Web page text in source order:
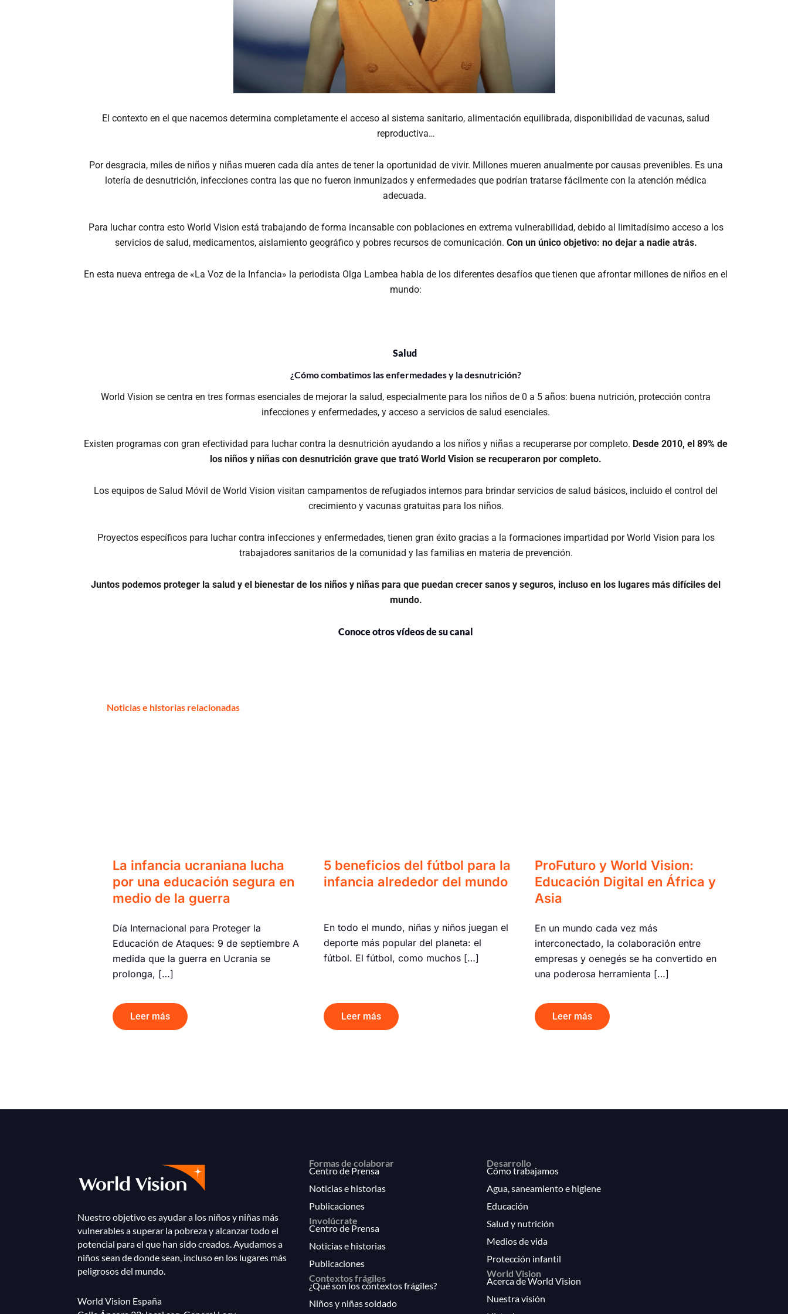
El contexto en el que nacemos determina completamente el acceso al sistema sanitario, alimentación equilibrada, disponibilidad de vacunas, salud
reproductiva…
Por desgracia, miles de niños y niñas mueren cada día antes de tener la oportunidad de vivir. Millones mueren anualmente por causas prevenibles. Es una
lotería de desnutrición, infecciones contra las que no fueron inmunizados y enfermedades que podrían tratarse fácilmente con la atención médica
adecuada.
Para luchar contra esto World Vision está trabajando de forma incansable con poblaciones en extrema vulnerabilidad, debido al limitadísimo acceso a los
servicios de salud, medicamentos, aislamiento geográfico y pobres recursos de comunicación. Con un único objetivo: no dejar a nadie atrás.
En esta nueva entrega de «La Voz de la Infancia» la periodista Olga Lambea habla de los diferentes desafíos que tienen que afrontar millones de niños en el
mundo:
Salud
¿Cómocombatimos las enfermedades y la desnutrición?
World Vision se centra en tres formas esenciales de mejorar la salud, especialmente para los niños de 0 a 5 años: buena nutrición, protección contra
infecciones y enfermedades, y acceso a servicios de salud esenciales.
Existen programas con gran efectividad para luchar contra la desnutrición ayudando a los niños y niñas a recuperarse por completo. Desde 2010, el 89% de
los niños y niñas con desnutrición grave que trató World Vision se recuperaron por completo.
Los equipos de Salud Móvil de World Vision visitan campamentos de refugiados internos para brindar servicios de salud básicos, incluido el control del
crecimiento y vacunas gratuitas para los niños.
Proyectos específicos para luchar contra infecciones y enfermedades, tienen gran éxito gracias a la formaciones impartidad por World Vision para los
trabajadores sanitarios de la comunidad y las familias en materia de prevención.
Juntos podemos proteger la salud y el bienestar de los niños y niñas para que puedan crecer sanos y seguros, incluso en los lugares más difíciles del
mundo.
Conoce otros vídeos de su canal
Noticias e historias relacionadas
La infancia ucraniana lucha
por una educación segura en
medio de la guerra
Día Internacional para Proteger la
Educación de Ataques: 9 de septiembre A
medida que la guerra en Ucrania se
prolonga, […]
Leer más
5 beneficios del fútbol para la
infancia alrededor del mundo
En todo el mundo, niñas y niños juegan el
deporte más popular del planeta: el
fútbol. El fútbol, como muchos […]
Leer más
ProFuturo y World Vision:
Educación Digital en África y
Asia
En un mundo cada vez más
interconectado, la colaboración entre
empresas y oenegés se ha convertido en
una poderosa herramienta […]
Leer más
Nuestro objetivo es ayudar a los niños y niñas más
vulnerables a superar la pobreza y alcanzar todo el
potencial para el que han sido creados. Ayudamos a
niños sean de donde sean, incluso en los lugares más
peligrosos del mundo.
World Vision España
Formas de colaborar
Centro de Prensa
Noticias e historias
Publicaciones
Involúcrate
Centro de Prensa
Noticias e historias
Publicaciones
Contextos frágiles
¿Qué son los contextos frágiles?
Niños y niñas soldado
Desarrollo
Cómo trabajamos
Agua, saneamiento e higiene
Educación
Salud y nutrición
Medios de vida
Protección infantil
World Vision
Acerca de World Vision
Nuestra visión